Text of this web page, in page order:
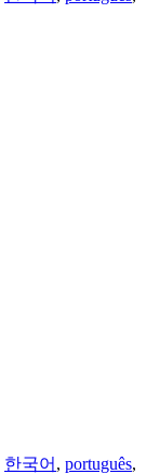
한국어 , português,